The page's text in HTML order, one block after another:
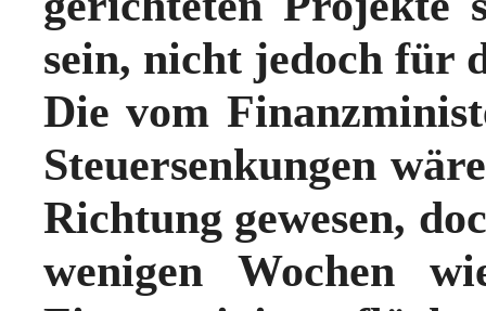
sein, nicht jedoch für
Die vom
Steuersenkungen
Richtung gewesen,
wenigen Wochen